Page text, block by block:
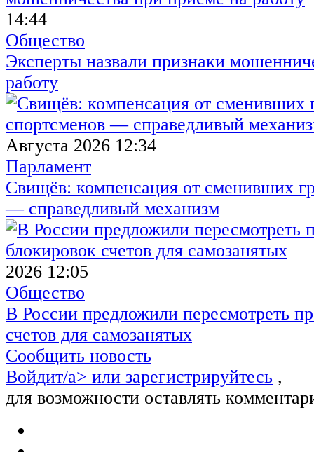
14:44
Общество
Эксперты назвали признаки
работу
Августа 2026 12:34
Парламент
Свищёв: компенсация от сменивших
— справедливый механизм
2026 12:05
Общество
В России предложили пересмотреть
счетов для самозанятых
Сообщить новость
Войдит/a> или зарегистрируйтесь ,
для возможности оставлять